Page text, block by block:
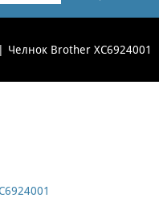
Челнок Brother XC6924001